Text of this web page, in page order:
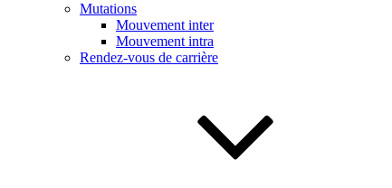
Mutations
Mouvement inter
Mouvement intra
Rendez-vous de carrière